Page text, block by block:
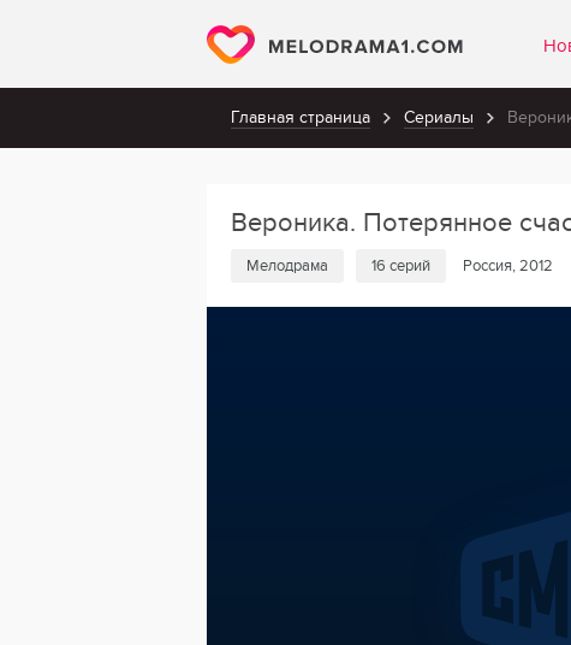
Главная страница Сериалы
Вероника. Потерянное
Мелодрама 16 серий Россия, 2012